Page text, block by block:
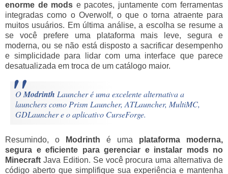
enorme de mods e pacotes, juntamente com ferramentas
integradas como o Overwolf, o que o torna atraente para
muitos usuários. Em última análise, a escolha se resume a
se você prefere uma plataforma mais leve, segura e
moderna, ou se não está disposto a sacrificar desempenho
e simplicidade para lidar com uma interface que parece
desatualizada em troca de um catálogo maior.
OModrinth Launcher é uma excelente alternativa a
launchers como Prism Launcher, ATLauncher, MultiMC,
GDLauncher e o aplicativo CurseForge.
Resumindo, o Modrinth é uma plataforma moderna,
segura e eficiente para gerenciar e instalar mods no
Minecraft Java Edition. Se você procura uma alternativa de
código aberto que simplifique sua experiência e mantenha